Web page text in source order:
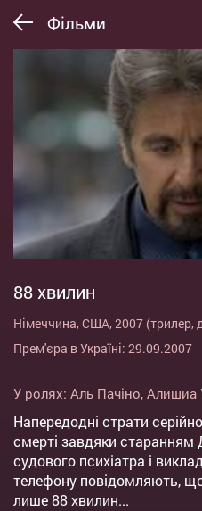
Фільми
88 хвилин
Німеччина, США, 2007 (трилер,
Прем'єра в Україні: 29.09.2007
У ролях: Аль Пачіно, Алишиа
Напередодні страти
смерті завдяки
судового психіатра і
телефону повідомляють,
лише 88 хвилин...